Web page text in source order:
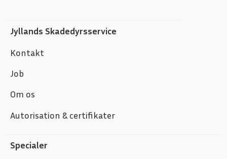
Jyllands Skadedyrsservice
Kontakt
Job
Om os
Autorisation & certifikater
Specialer